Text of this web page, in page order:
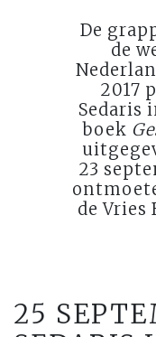
De
de
2017
Sedaris
boek
23
de Vries
25